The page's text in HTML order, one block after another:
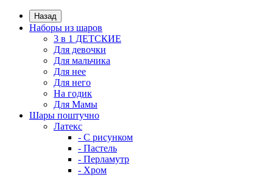
Назад
Наборы из шаров
3 в 1 ДЕТСКИЕ
Для девочки
Для мальчика
Для нее
Для него
На годик
Для Мамы
Шары поштучно
Латекс
- С рисунком
- Пастель
- Перламутр
- Хром